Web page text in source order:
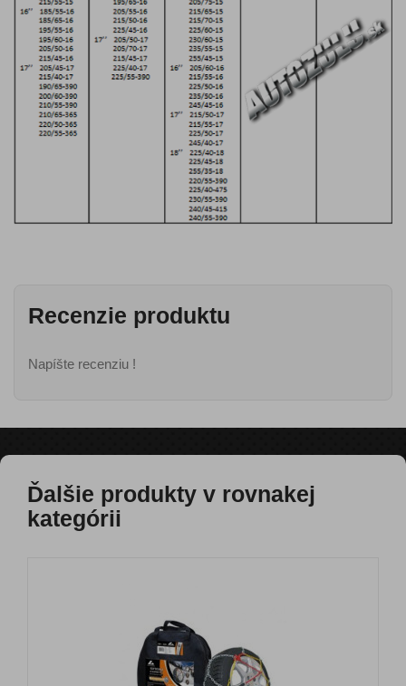
Recenzie produktu
Napíšte recenziu !
Ďalšie produkty v rovnakej
kategórii